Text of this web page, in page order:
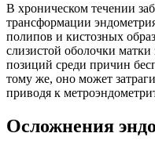
В хроническом течении
трансформации
полипов и кистозных
слизистой оболочки
позиций среди причин
тому же, оно может
приводя к
Осложнения